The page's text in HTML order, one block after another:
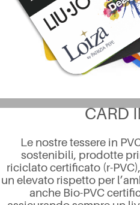
CARD
Le nostre tessere in
sostenibili, prodotte
riciclato certificato (r-
un elevato rispetto per
anche Bio-PVC